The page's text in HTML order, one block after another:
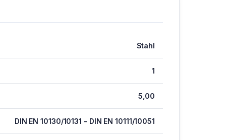
Stahl
1
5,00
DIN EN 10130/10131 - DIN EN 10111/10051